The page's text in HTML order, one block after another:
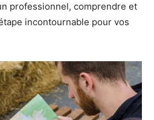
professionnel, comprendre et
incontournable pour vos